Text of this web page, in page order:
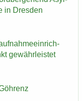
in Dres­den
ge­währ­leis­tet